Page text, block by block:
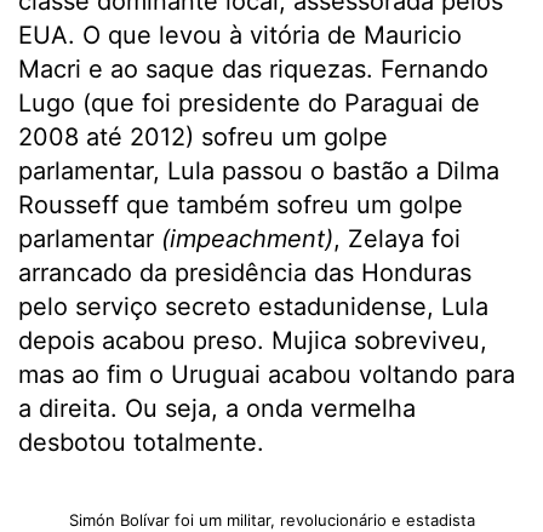
EUA. O que levou à vitória de Mauricio
Macri e ao saque das riquezas. Fernando
Lugo (que foi presidente do Paraguai de
2008 até 2012) sofreu um golpe
parlamentar, Lula passou o bastão a Dilma
Rousseff que também sofreu um golpe
parlamentar (impeachment), Zelaya foi
arrancado da presidência das Honduras
pelo serviço secreto estadunidense, Lula
depois acabou preso. Mujica sobreviveu,
mas ao fim o Uruguai acabou voltando para
a direita. Ou seja, a onda vermelha
desbotou totalmente.
Simón Bolívar foi um militar, revolucionário e estadista